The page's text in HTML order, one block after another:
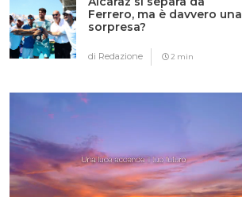
Ferrero, ma è davvero una
sorpresa?
di Redazione 2 min